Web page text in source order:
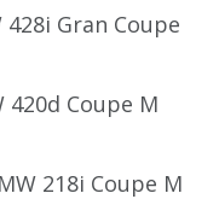
428i Gran Coupe
420d Coupe M
218i Coupe M